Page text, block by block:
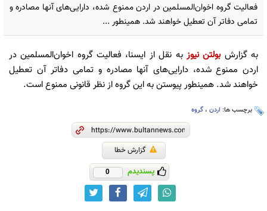
فعالیت گروه اخوان‌المسلمین در اردن ممنوع شده، دارایی‌های آنها مصادره و
تمامی دفاتر آن تعطیل خواهند شد. همینطور ...
به گزارشبولتن نیوز به نقل از ایسنا، فعالیت گروه اخوان‌المسلمین در
اردن ممنوع شده، دارایی‌های آنها مصادره و تمامی دفاتر آن تعطیل
خواهند شد. همینطور پیوستن به این گروه از نظر قانونی ممنوع است.
برچسب ها: اردن ، گروه
گزارش خطا
پسندیدم 0